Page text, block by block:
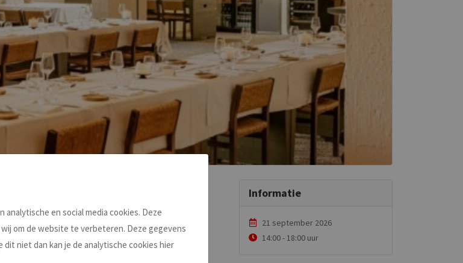
Informatie
21 september 2026
14:00 - 18:00 uur
analytische en social media cookies. Deze
om de website te verbeteren. Deze gegevens
dit niet dan kan je de analytische cookies hier